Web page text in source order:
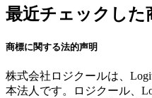
最近チェックした
商標に関する法的声明
株式会社ロジクールは、
本法人です。ロジクール、